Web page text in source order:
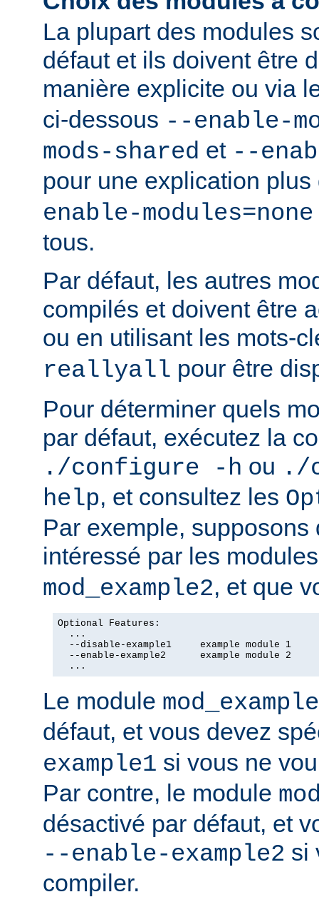
La plupart des modules
défaut et ils doivent être
manière explicite ou via
ci-dessous --enable-
mods-shared et --
pour une explication
enable-modules=none
tous.
Par défaut, les autres
compilés et doivent être
ou en utilisant les mots-
reallyall pour être
Pour déterminer quels
par défaut, exécutez la
./configure -h ou ./
help, et consultez les
Par exemple, supposons
intéressé par les
mod_example2, et que
Optional Features:
  ...
  --disable-example1     example module 1
  --enable-example2      example module 2
  ...
Le module
défaut, et vous devez
example1 si vous ne
Par contre, le module
désactivé par défaut, et
--enable-example2 si
compiler.